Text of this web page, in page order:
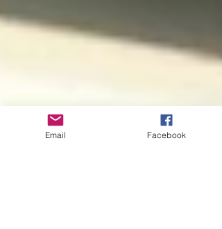
Email Facebook